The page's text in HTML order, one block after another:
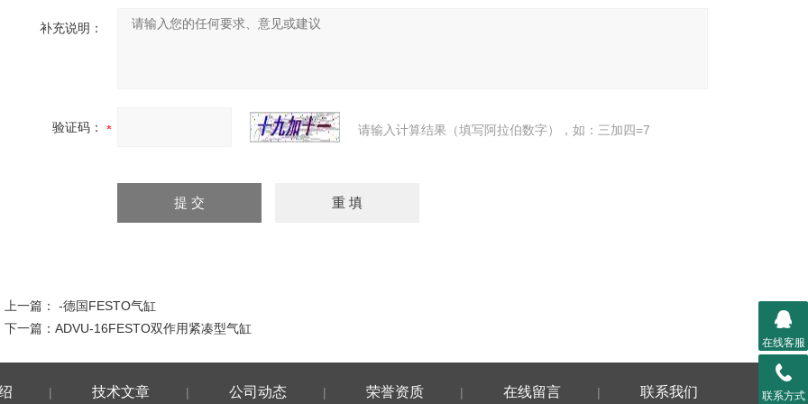
补充说明：
验证码： 请输入计算结果（填写阿拉伯数字），如：三加四=7
上一篇： -德国FESTO气缸
下一篇： ADVU-16FESTO双作用紧凑型气缸
| 技术文章 | 公司动态 | 荣誉资质 | 在线留言 | 联系我们
在线客服
联系方式